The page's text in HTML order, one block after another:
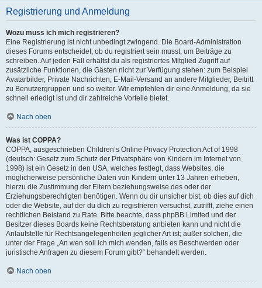
Registrierung und Anmeldung
Wozu muss ich mich registrieren?
Eine Registrierung ist nicht unbedingt zwingend. Die Board-Administration
dieses Forums entscheidet, ob du registriert sein musst, um Beiträge zu
schreiben. Auf jeden Fall erhältst du als registriertes Mitglied Zugriff auf
zusätzliche Funktionen, die Gästen nicht zur Verfügung stehen: zum Beispiel
Avatarbilder, Private Nachrichten, E-Mail-Versand an andere Mitglieder, Beitritt
zu Benutzergruppen und so weiter. Wir empfehlen dir eine Anmeldung, da sie
schnell erledigt ist und dir zahlreiche Vorteile bietet.
Nach oben
Was ist COPPA?
COPPA, ausgeschrieben Children’s Online Privacy Protection Act of 1998
(deutsch: Gesetz zum Schutz der Privatsphäre von Kindern im Internet von
1998) ist ein Gesetz in den USA, welches festlegt, dass Websites, die
möglicherweise persönliche Daten von Kindern unter 13 Jahren erheben,
hierzu die Zustimmung der Eltern beziehungsweise des oder der
Erziehungsberechtigten benötigen. Wenn du dir unsicher bist, ob dies auf dich
oder die Website, auf der du dich zu registrieren versuchst, zutrifft, ziehe einen
rechtlichen Beistand zu Rate. Bitte beachte, dass phpBB Limited und der
Besitzer dieses Boards keine Rechtsberatung anbieten kann und nicht die
Anlaufstelle für Rechtsangelegenheiten jeglicher Art ist; außer solchen, die
unter der Frage „An wen soll ich mich wenden, falls es Beschwerden oder
juristische Anfragen zu diesem Forum gibt?“ behandelt werden.
Nach oben